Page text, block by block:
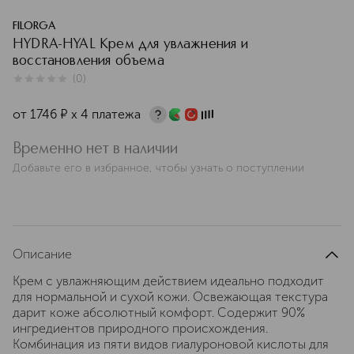
FILORGA
HYDRA-HYAL Крем для увлажнения и
восстановления объема
(0)
от 1746 ¤ х 4 платежа
Временно нет в наличии
Добавьте его в избранное, чтобы узнать о поступлении
Описание
Крем с увлажняющим действием идеально подходит
для нормальной и сухой кожи. Освежающая текстура
дарит коже абсолютный комфорт. Содержит 90%
ингредиентов природного происхождения.
Комбинация из пяти видов гиалуроновой кислоты для